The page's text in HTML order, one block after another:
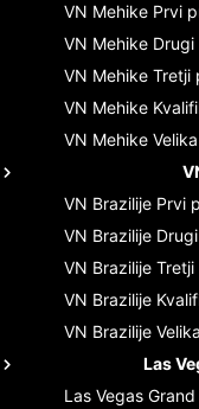
VN Mehike Prvi
VN Mehike
VN Mehike Tretji
VN Mehike
VN Mehike
VN Brazilije Prvi
VN Brazilije
VN Brazilije Tretji
VN Brazilije
VN Brazilije
Las
Las Vegas Grand